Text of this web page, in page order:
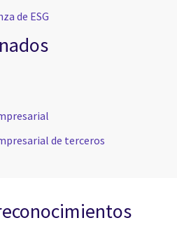
de ESG
de terceros